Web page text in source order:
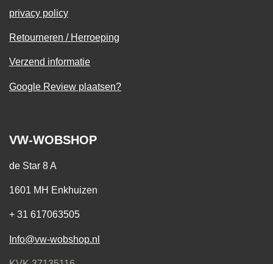
privacy policy
Retourneren / Herroeping
Verzend informatie
Google Review plaatsen?
VW-WOBSHOP
de Star 8 A
1601 MH Enkhuizen
+ 31 617063505
Info@vw-wobshop.nl